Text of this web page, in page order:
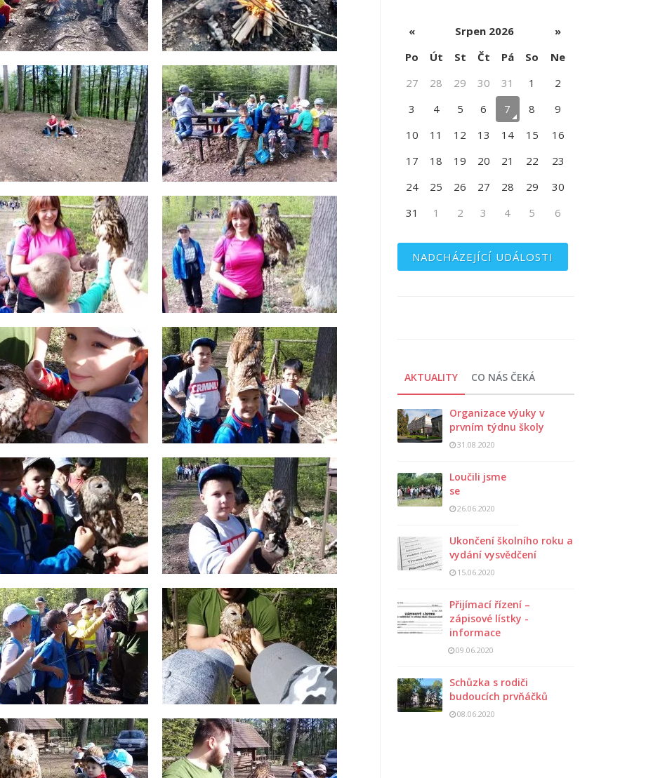
« Srpen 2026
»
Po
Út St Čt Pá So
Ne
27
28 29 30 31 1
2
3
4 5 6 7 8
9
10
11 12 13 14 15
16
17
18 19 20 21 22
23
24
25 26 27 28 29
30
31
1 2 3 4 5 6
NADCHÁZEJÍCÍ UDÁLOSTI
AKTUALITY CO NÁS ČEKÁ
Organizace výuky v
prvním týdnu školy
31.08.2020
Loučili jsme
se
26.06.2020
Ukončení školního roku a
vydání vysvědčení
15.06.2020
Přijímací řízení –
zápisové lístky -
informace
09.06.2020
Schůzka s rodiči
budoucích prvňáčků
08.06.2020